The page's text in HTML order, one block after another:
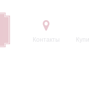
Контакты